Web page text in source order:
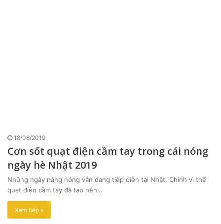
18/08/2019
Cơn sốt quạt điện cầm tay trong cái nóng
ngày hè Nhật 2019
Những ngày nắng nóng vẫn đang tiếp diễn tại Nhật. Chính vì thế
quạt điện cầm tay đã tạo nên…
Xem tiếp »